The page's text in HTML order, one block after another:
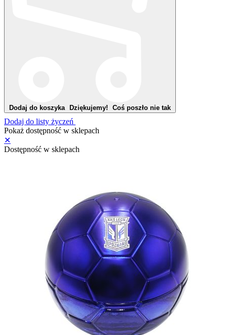
Dodaj do koszyka Dziękujemy! Coś poszło nie tak
Dodaj do listy życzeń
Pokaż dostępność w sklepach
✕
Dostępność w sklepach